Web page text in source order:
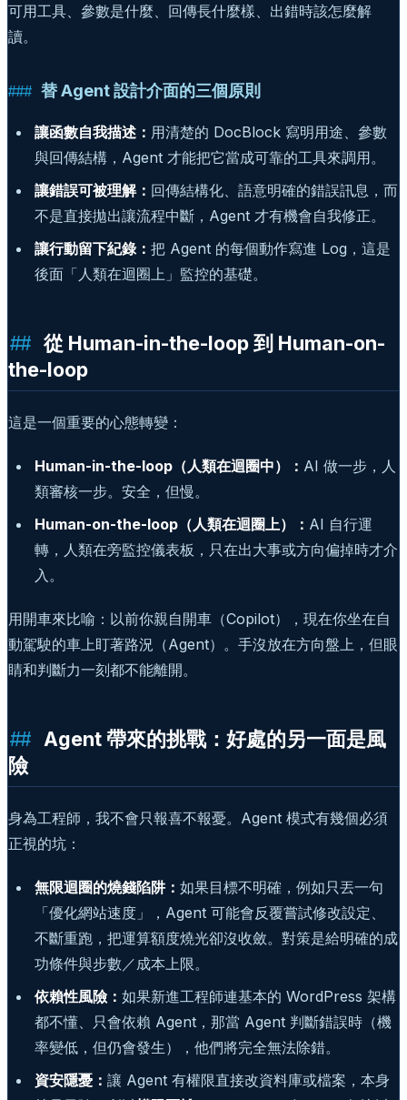
可用工具、參數是什麼、回傳長什麼樣、出錯時該怎麼解
讀。
替 Agent 設計介面的三個原則
讓函數自我描述： 用清楚的 DocBlock 寫明用途、參數
與回傳結構，Agent 才能把它當成可靠的工具來調用。
讓錯誤可被理解： 回傳結構化、語意明確的錯誤訊息，而
不是直接拋出讓流程中斷，Agent 才有機會自我修正。
讓行動留下紀錄： 把 Agent 的每個動作寫進 Log，這是
後面「人類在迴圈上」監控的基礎。
從 Human-in-the-loop 到 Human-on-
the-loop
這是一個重要的心態轉變：
Human-in-the-loop（人類在迴圈中）： AI 做一步，人
類審核一步。安全，但慢。
Human-on-the-loop（人類在迴圈上）： AI 自行運
轉，人類在旁監控儀表板，只在出大事或方向偏掉時才介
入。
用開車來比喻：以前你親自開車（Copilot），現在你坐在自
動駕駛的車上盯著路況（Agent）。手沒放在方向盤上，但眼
睛和判斷力一刻都不能離開。
Agent 帶來的挑戰：好處的另一面是風
險
身為工程師，我不會只報喜不報憂。Agent 模式有幾個必須
正視的坑：
無限迴圈的燒錢陷阱： 如果目標不明確，例如只丟一句
「優化網站速度」，Agent 可能會反覆嘗試修改設定、
不斷重跑，把運算額度燒光卻沒收斂。對策是給明確的成
功條件與步數／成本上限。
依賴性風險： 如果新進工程師連基本的 WordPress 架構
都不懂、只會依賴 Agent，那當 Agent 判斷錯誤時（機
率變低，但仍會發生），他們將完全無法除錯。
資安隱憂： 讓 Agent 有權限直接改資料庫或檔案，本身